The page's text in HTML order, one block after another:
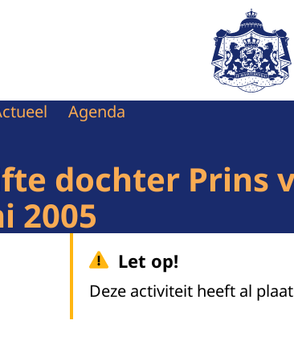
Naar de
Agenda
dochter Prins
2005
Let op!
Deze activiteit heeft al